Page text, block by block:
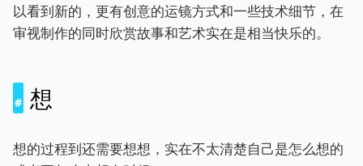
以看到新的，更有创意的运镜方式和一些技术细节，在
审视制作的同时欣赏故事和艺术实在是相当快乐的。
想
想的过程到还需要想想，实在不太清楚自己是怎么想的